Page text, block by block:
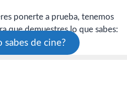
ponerte a prueba, tenemos
que demuestres lo que sabes:
sabes de cine?